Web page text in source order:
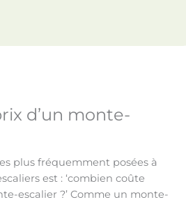
d’un monte-
plus fréquemment posées à
est : ‘combien coûte
escalier ?’ Comme un monte-